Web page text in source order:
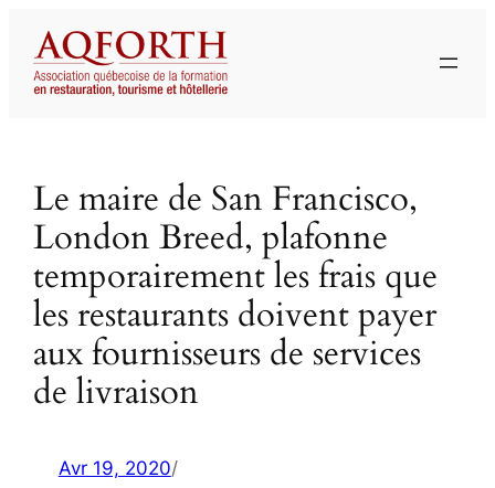
contenu
Le maire de San Francisco,
London Breed, plafonne
temporairement les frais que
les restaurants doivent payer
aux fournisseurs de services
de livraison
Avr 19, 2020/